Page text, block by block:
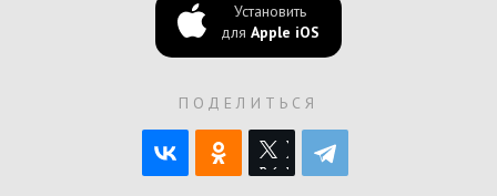
Установить
для Apple iOS
ПОДЕЛИТЬСЯ